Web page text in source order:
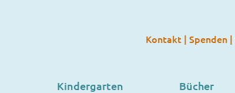
Kontakt | Spenden |
Kindergarten
Bücher